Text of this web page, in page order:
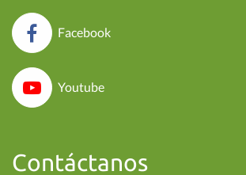
Facebook
Youtube
Contáctanos